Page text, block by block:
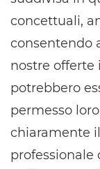
concettuali,
consentendo
nostre offerte
potrebbero
permesso
chiaramente
professionale